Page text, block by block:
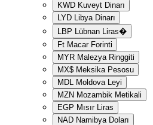
KWD Kuveyt Dinarı
LYD Libya Dinarı
LBP Lübnan Liras�
Ft Macar Forinti
MYR Malezya Ringgiti
MX$ Meksika Pesosu
MDL Moldova Leyi
MZN Mozambik Metikali
EGP Mısır Liras
NAD Namibya Doları